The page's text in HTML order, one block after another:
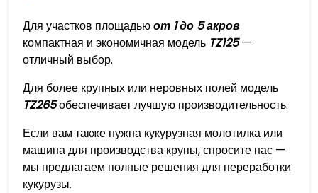
Для участков площадьюот 1 до 5 акров
компактная и экономичная модель TZ125—
отличный выбор.
Для более крупных или неровных полей модель
TZ265обеспечивает лучшую производительность.
Если вам также нужна кукурузная молотилка или
машина для производства крупы, спросите нас —
мы предлагаем полные решения для переработки
кукурузы.